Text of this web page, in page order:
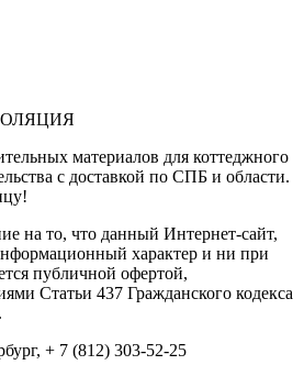
материалов для коттеджного
с доставкой по СПБ и области.
на то, что данный Интернет-сайт,
характер и ни при
публичной офертой,
Статьи 437 Гражданского кодекса
+ 7 (812) 303-52-25